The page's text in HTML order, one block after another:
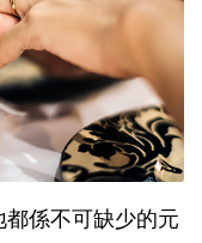
係不可缺少的元